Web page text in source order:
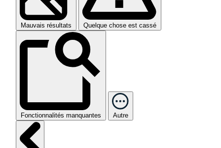
Mauvais résultats Quelque chose est cassé
Fonctionnalités manquantes Autre